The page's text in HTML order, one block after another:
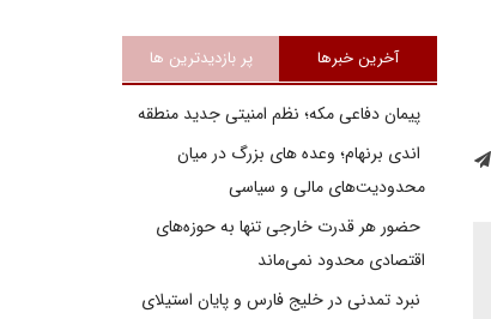
آخرین خبرها پر بازدیدترین ها
پیمان دفاعی مکه؛ نظم امنیتی جدید منطقه
اندی برنهام؛ وعده های بزرگ در میان
محدودیت‌های مالی و سیاسی
حضور هر قدرت خارجی تنها به حوزه‌های
اقتصادی محدود نمی‌ماند
نبرد تمدنی در خلیج فارس و پایان استیلای